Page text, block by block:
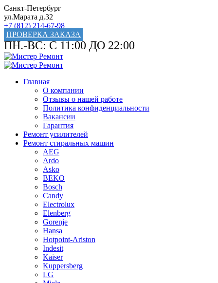
Санкт-Петербург
ул.Марата д.32
+7 (812) 214-67-98
ПРОВЕРКА ЗАКАЗА
ПН.-ВС: С 11:00 ДО 22:00
Главная
О компании
Отзывы о нашей работе
Политика конфиденциальности
Вакансии
Гарантия
Ремонт усилителей
Ремонт стиральных машин
AEG
Ardo
Asko
BEKO
Bosch
Candy
Electrolux
Elenberg
Gorenje
Hansa
Hotpoint-Ariston
Indesit
Kaiser
Kuppersberg
LG